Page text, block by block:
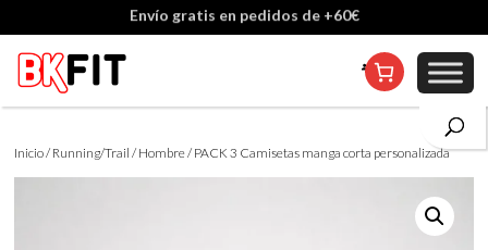
Cambio de talla incluido, excepto en personalizados
Inicio/ Running/Trail / Hombre/ PACK 3 Camisetas manga corta personalizada